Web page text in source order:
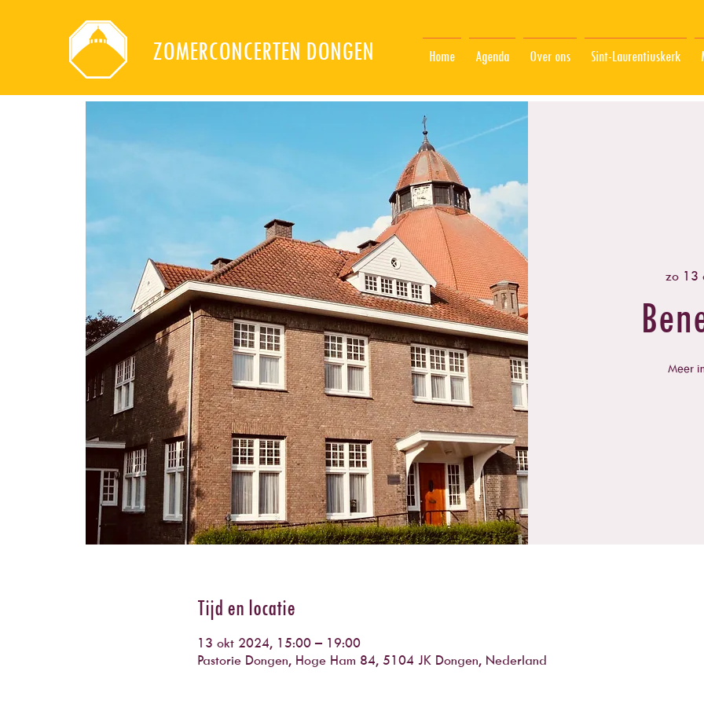
ZOMERCONCERTEN DONGEN Home Agenda Over ons Sint-Laurentiuskerk
zo 13
Meer
Tijd en locatie
13 okt 2024, 15:00 – 19:00
Pastorie Dongen, Hoge Ham 84, 5104 JK Dongen, Nederland